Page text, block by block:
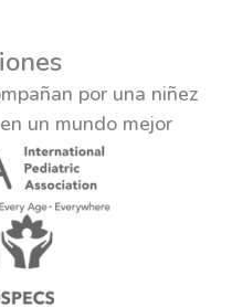
por una niñez
un mundo mejor